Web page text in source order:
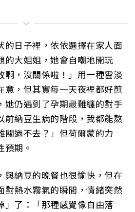
的日子裡，依依選擇在家人面
的大姐姐，她會自嘲地開玩
啊，沒關係啦！」用一種雲淡
意，但其實每一天夜裡都好煎
她仍遇到了孕期最難纏的對手
納豆生病的階段，我都能熬
關過不去？」但荷爾蒙的力
預期。
與納豆的晚餐也很愉快，但在
對熱水霧氣的瞬間，情緒突然
」了：「那種感覺像自由落